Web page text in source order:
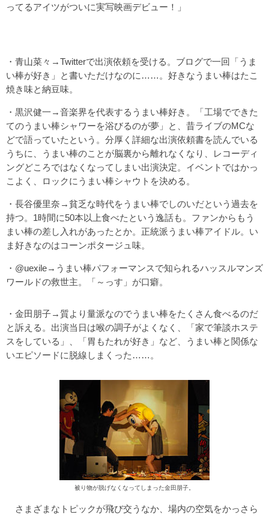
ってるアイツがついに実写映画デビュー！」
・青山菜々→Twitterで出演依頼を受ける。ブログで一回「うま
い棒が好き」と書いただけなのに……。好きなうまい棒はたこ
焼き味と納豆味。
・黒沢健一→音楽界を代表するうまい棒好き。「工場でできた
てのうまい棒シャワーを浴びるのが夢」と、昔ライブのMCな
どで語っていたという。分厚く詳細な出演依頼書を読んでいる
うちに、うまい棒のことが脳裏から離れなくなり、レコーディ
ングどころではなくなってしまい出演決定。イベントではかっ
こよく、ロックにうまい棒シャウトを決める。
・長谷優里奈→貧乏な時代をうまい棒でしのいだという過去を
持つ。1時間に50本以上食べたという逸話も。ファンからもう
まい棒の差し入れがあったとか。正統派うまい棒アイドル。い
ま好きなのはコーンポタージュ味。
・@uexile→うまい棒パフォーマンスで知られるハッスルマンズ
ワールドの救世主。「～っす」が口癖。
・金田朋子→質より量派なのでうまい棒をたくさん食べるのだ
と訴える。出演当日は喉の調子がよくなく、「家で筆談ホステ
スをしている」、「胃もたれが好き」など、うまい棒と関係な
いエピソードに脱線しまくった……。
被り物が脱げなくなってしまった金田朋子。
さまざまなトピックが飛び交うなか、場内の空気をかっさら